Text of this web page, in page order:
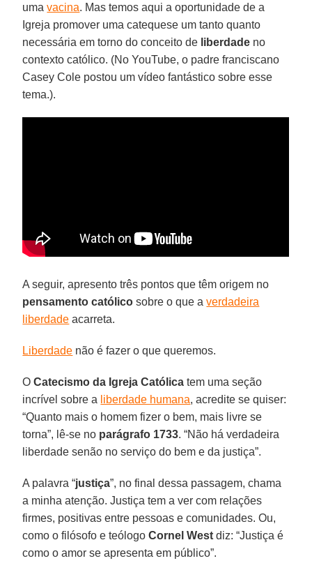
umavacina. Mas temos aqui a oportunidade de a
Igreja promover uma catequese um tanto quanto
necessária em torno do conceito de liberdade no
contexto católico. (No YouTube, o padre franciscano
Casey Cole postou um vídeo fantástico sobre esse
tema.).
A seguir, apresento três pontos que têm origem no
pensamento católico sobre o que averdadeira
liberdade acarreta.
Liberdade não é fazer o que queremos.
OCatecismo da Igreja Católica tem uma seção
incrível sobre a liberdade humana, acredite se quiser:
“Quanto mais o homem fizer o bem, mais livre se
torna”, lê-se no parágrafo 1733. “Não há verdadeira
liberdade senão no serviço do bem e da justiça”.
A palavra “justiça”, no final dessa passagem, chama
a minha atenção. Justiça tem a ver com relações
firmes, positivas entre pessoas e comunidades. Ou,
como o filósofo e teólogoCornel West diz: “Justiça é
como o amor se apresenta em público”.